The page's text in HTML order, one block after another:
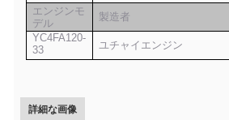
エンジンモ
デル
製造者
YC4FA120-
33
ユチャイエンジン
詳細な画像